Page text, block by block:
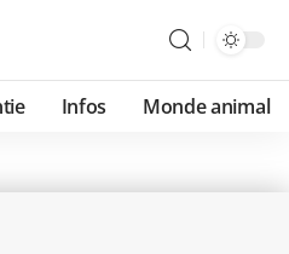
Infos Monde animal